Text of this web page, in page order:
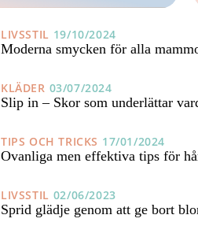
LIVSSTIL 19/10/2024
Moderna smycken för alla
KLÄDER 03/07/2024
Slip in – Skor som underlättar
TIPS OCH TRICKS 17/01/2024
Ovanliga men effektiva tips för
LIVSSTIL 02/06/2023
Sprid glädje genom att ge bort